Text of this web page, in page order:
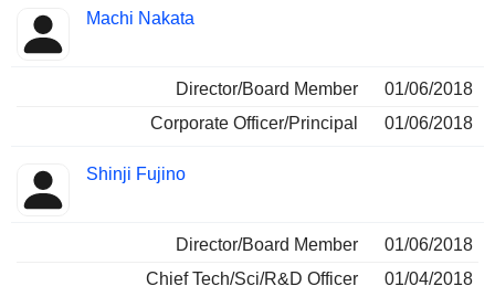
Machi Nakata
Director/Board Member
01/06/2018
Corporate Officer/Principal
01/06/2018
Shinji Fujino
Director/Board Member
01/06/2018
Chief Tech/Sci/R&D Officer
01/04/2018